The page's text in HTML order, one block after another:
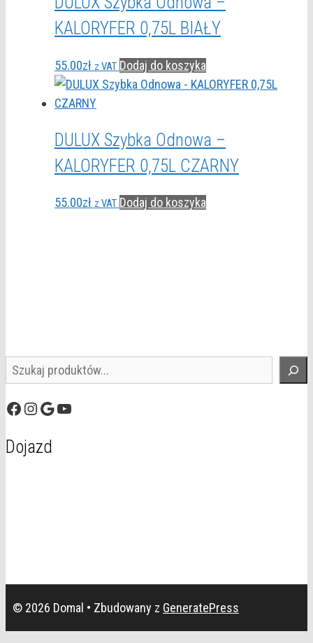
KALORYFER 0,75L BIAŁY
55.00zł z VAT Dodaj do koszyka
DULUX Szybka Odnowa –
KALORYFER 0,75L CZARNY
55.00zł z VAT Dodaj do koszyka
Szukaj
Facebook
Instagram
GoogleYouTube
Dojazd
© 2026 Domal • Zbudowany z GeneratePress